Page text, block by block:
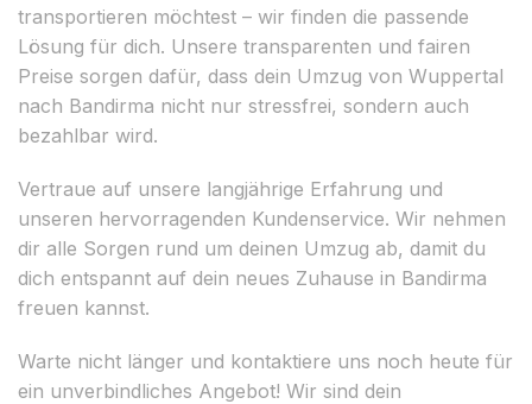
transportieren möchtest – wir finden die passende
Lösung für dich. Unsere transparenten und fairen
Preise sorgen dafür, dass dein Umzug von Wuppertal
nach Bandirma nicht nur stressfrei, sondern auch
bezahlbar wird.
Vertraue auf unsere langjährige Erfahrung und
unseren hervorragenden Kundenservice. Wir nehmen
dir alle Sorgen rund um deinen Umzug ab, damit du
dich entspannt auf dein neues Zuhause in Bandirma
freuen kannst.
Warte nicht länger und kontaktiere uns noch heute für
ein unverbindliches Angebot! Wir sind dein